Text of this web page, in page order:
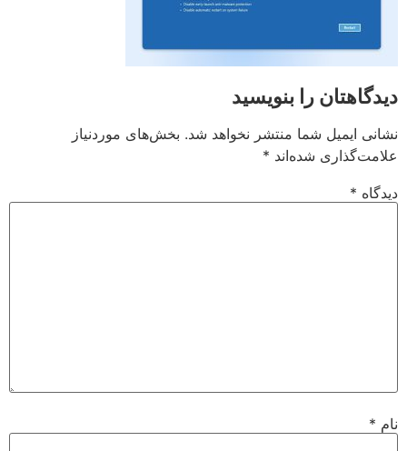
دیدگاهتان را بنویسید
نشانی ایمیل شما منتشر نخواهد شد. بخش‌های موردنیاز
علامت‌گذاری شده‌اند *
دیدگاه *
نام *